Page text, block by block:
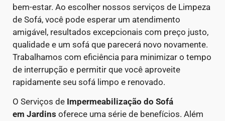
bem-estar. Ao escolher nossos serviços de Limpeza
de Sofá, você pode esperar um atendimento
amigável, resultados excepcionais com preço justo,
qualidade e um sofá que parecerá novo novamente.
Trabalhamos com eficiência para minimizar o tempo
de interrupção e permitir que você aproveite
rapidamente seu sofá limpo e renovado.
O Serviços de Impermeabilização do Sofá
em Jardins oferece uma série de benefícios. Além